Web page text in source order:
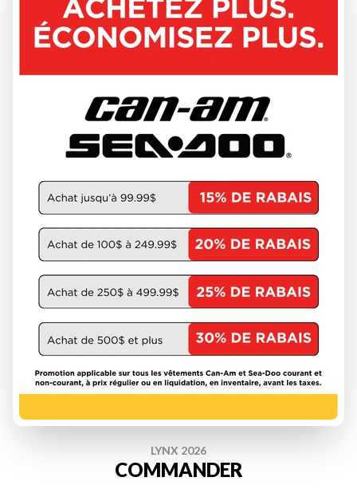
BRUTAL
À partir de24 244 $
DÉCOUVRIR CE MODÈLE
LYNX 2026
COMMANDER